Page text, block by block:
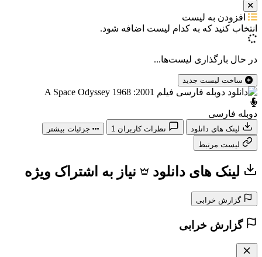
افزودن به لیست
انتخاب کنید که به کدام لیست اضافه شود.
در حال بارگذاری لیست‌ها...
دوبله فارسی
1
جزئیات بیشتر
لینک های دانلود نیاز به اشتراک ویژه
گزارش خرابی
گزارش خرابی